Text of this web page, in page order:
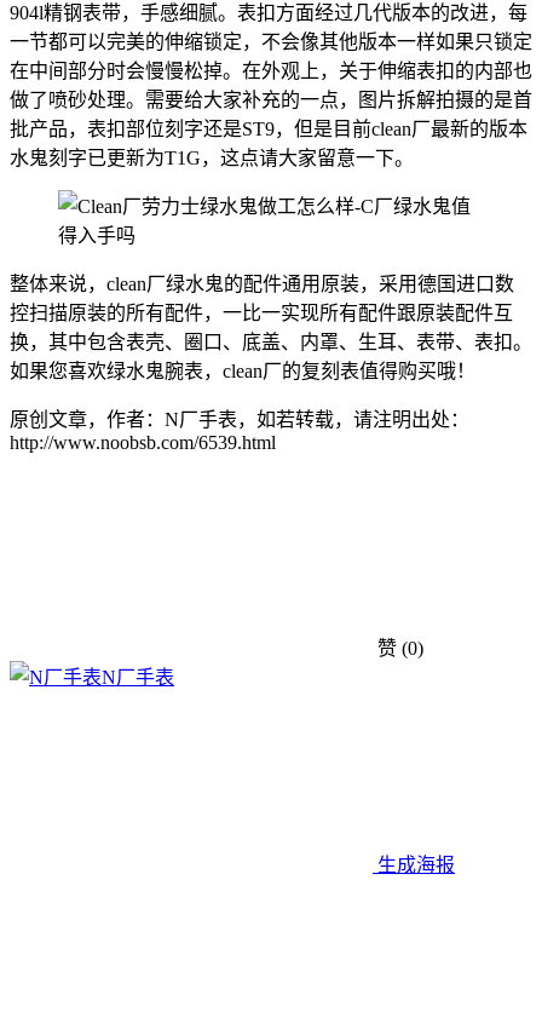
904l精钢表带，手感细腻。表扣方面经过几代版本的改进，每
一节都可以完美的伸缩锁定，不会像其他版本一样如果只锁定
在中间部分时会慢慢松掉。在外观上，关于伸缩表扣的内部也
做了喷砂处理。需要给大家补充的一点，图片拆解拍摄的是首
批产品，表扣部位刻字还是ST9，但是目前clean厂最新的版本
水鬼刻字已更新为T1G，这点请大家留意一下。
整体来说，clean厂绿水鬼的配件通用原装，采用德国进口数
控扫描原装的所有配件，一比一实现所有配件跟原装配件互
换，其中包含表壳、圈口、底盖、内罩、生耳、表带、表扣。
如果您喜欢绿水鬼腕表，clean厂的复刻表值得购买哦！
原创文章，作者：N厂手表，如若转载，请注明出处：
http://www.noobsb.com/6539.html
赞 (0)
N厂手表
生成海报